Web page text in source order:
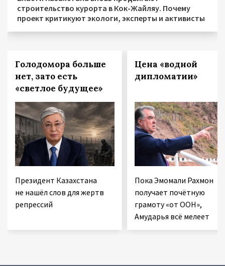
строительство курорта в Кок-Жайляу. Почему
проект критикуют экологи, эксперты и активисты
Голодомора больше
нет, зато есть
«светлое будущее»
Президент Казахстана
не нашёл слов для жертв
репрессий
Цена «водной
дипломатии»
Пока Эмомали Рахмон
получает почётную
грамоту «от ООН»,
Амударья всё мелеет